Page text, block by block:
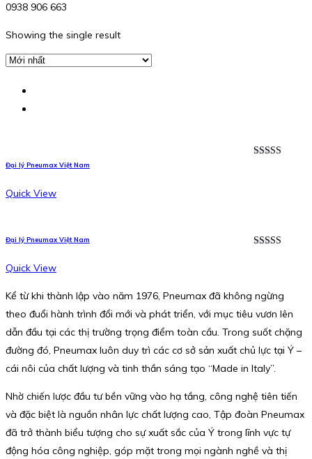
0938 906 663
Showing the single result
Đại lý Pneumax Việt Nam
Quick View
Đại lý Pneumax Việt Nam
Quick View
Kể từ khi thành lập vào năm 1976, Pneumax đã không ngừng
theo đuổi hành trình đổi mới và phát triển, với mục tiêu vươn lên
dẫn đầu tại các thị trường trọng điểm toàn cầu. Trong suốt chặng
đường đó, Pneumax luôn duy trì các cơ sở sản xuất chủ lực tại Ý –
cái nôi của chất lượng và tinh thần sáng tạo “Made in Italy”.
Nhờ chiến lược đầu tư bền vững vào hạ tầng, công nghệ tiên tiến
và đặc biệt là nguồn nhân lực chất lượng cao, Tập đoàn Pneumax
đã trở thành biểu tượng cho sự xuất sắc của Ý trong lĩnh vực tự
động hóa công nghiệp, góp mặt trong mọi ngành nghề và thị